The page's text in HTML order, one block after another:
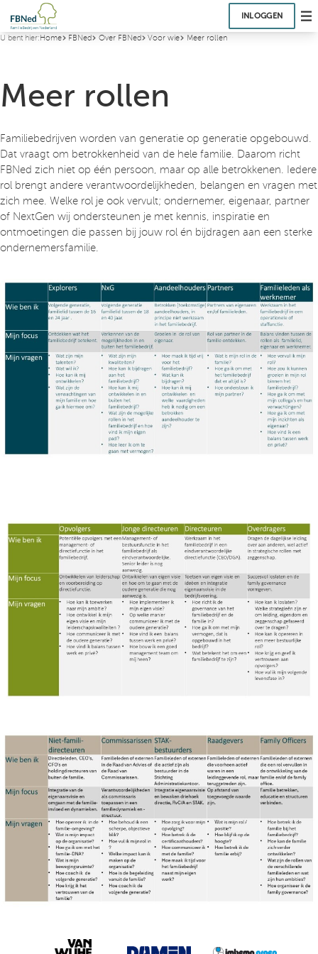
INLOGGEN
U bent hier:Home FBNed Over FBNed Voor wie Meer rollen
Meer rollen
Familiebedrijven worden van generatie op generatie opgebouwd.
Dat vraagt om betrokkenheid van de hele familie. Daarom richt
FBNed zich niet op één persoon, maar op alle betrokkenen. Iedere
rol brengt andere verantwoordelijkheden, belangen en vragen met
zich mee. Welke rol je ook vervult; ondernemer, eigenaar, partner
of NextGen wij ondersteunen je met kennis, inspiratie en
ontmoetingen die passen bij jouw rol én bijdragen aan een sterke
ondernemersfamilie.